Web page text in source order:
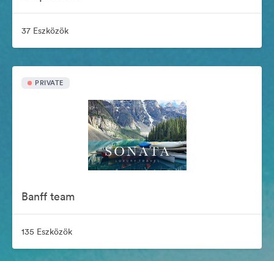
37 Eszközök
PRIVATE
Banff team
135 Eszközök